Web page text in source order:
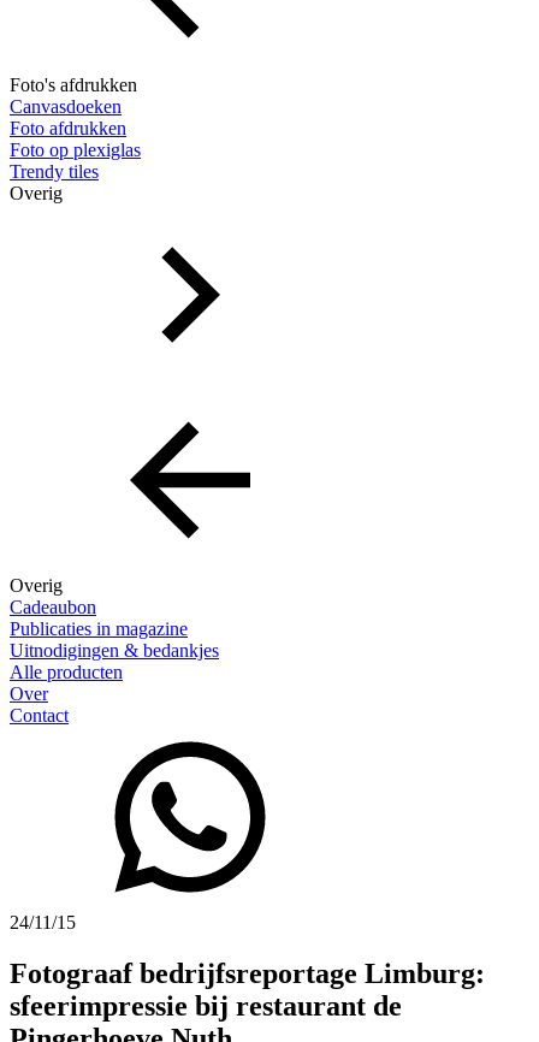
Foto's afdrukken
Canvasdoeken
Foto afdrukken
Foto op plexiglas
Trendy tiles
Overig
Overig
Cadeaubon
Publicaties in magazine
Uitnodigingen & bedankjes
Alle producten
Over
Contact
24/11/15
Fotograaf bedrijfsreportage Limburg:
sfeerimpressie bij restaurant de